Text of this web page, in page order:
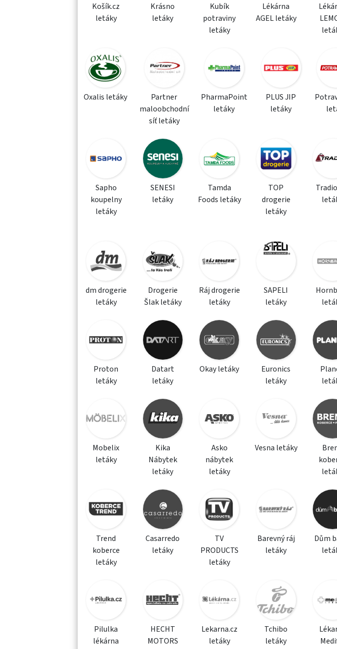
Košík.cz
letáky
Krásno
letáky
Kubík
potraviny
letáky
Lékárna
AGEL letáky
Oxalis letáky
Partner
maloobchodní
síť letáky
PharmaPoint
letáky
PLUS JIP
letáky
Sapho
koupelny
letáky
SENESI
letáky
Tamda
Foods letáky
TOP
drogerie
letáky
dm drogerie
letáky
Drogerie
Šlak letáky
Ráj drogerie
letáky
SAPELI
letáky
Proton
letáky
Datart
letáky
Okay letáky
Euronics
letáky
Mobelix
letáky
Kika
Nábytek
letáky
Asko
nábytek
letáky
Vesna letáky
Trend
koberce
letáky
Casarredo
letáky
TV
PRODUCTS
letáky
Barevný ráj
letáky
Dům
Pilulka
lékárna
HECHT
MOTORS
Lekarna.cz
letáky
Tchibo
letáky